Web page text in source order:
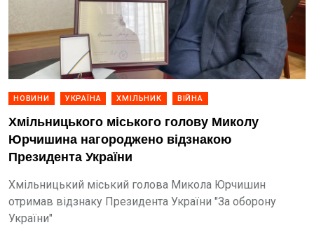
НОВИНИ УКРАЇНА ХМІЛЬНИК ВІЙНА
Хмільницького міського голову Миколу
Юрчишина нагороджено відзнакою
Президента України
Хмільницький міський голова Микола Юрчишин
отримав відзнаку Президента України "За оборону
України"